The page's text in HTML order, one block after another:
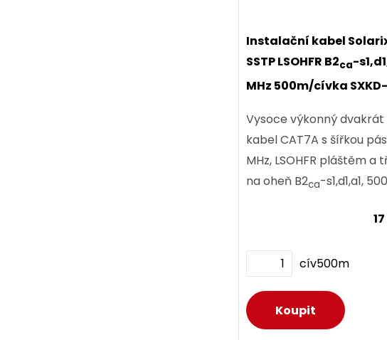
zelený.
ks
Detail produktu
Instalační kabel
SSTP LSOHFR B2ca-
MHz 500m/cívka
Vysoce výkonný
kabel CAT7A s šířkou
MHz, LSOHFR pláštěm a
na oheň B2ca-s1,d1,a1,
cív500m